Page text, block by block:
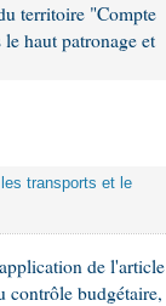
territoire "Compte
haut patronage et
transports et le
de l'article
contrôle budgétaire,